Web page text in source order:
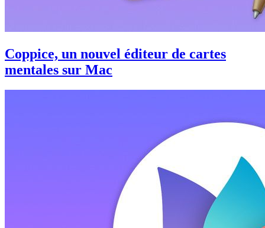
Coppice, un nouvel éditeur de cartes
mentales sur Mac